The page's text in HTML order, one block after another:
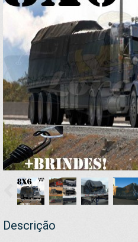
Descrição